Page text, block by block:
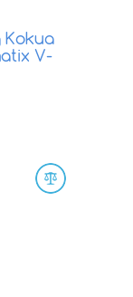
Kokua
V-